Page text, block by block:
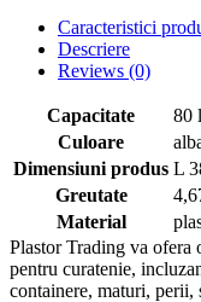
Caracteristici
Descriere
Reviews (0)
Capacitate
80
Culoare
Dimensiuni produs L
Greutate
Material
Plastor Trading va ofera
pentru curatenie,
containere, maturi, perii,